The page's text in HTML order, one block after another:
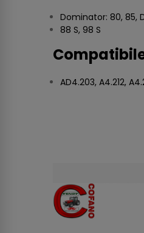
Dominator: 80, 85,
88 S, 98 S
AD4.203, A4.212,